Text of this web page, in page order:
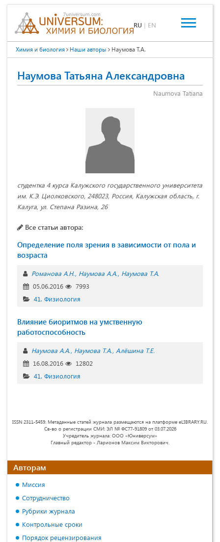
RU | EN
Химия и биология Наши авторы Наумова Т.А.
Наумова Татьяна Александровна
Naumova Tatiana
студентка 4 курса Калужского государственного университета
им. К.Э. Циолковского, 248023, Россия, Калужская область, г.
Калуга, ул. Степана Разина, 26
Все статьи автора:
Определение поля зрения в зависимости от пола и
возраста
Романова А.Н. Наумова А.А. Наумова Т.А.
05.06.2016
7993
41. Физиология
Влияние биоритмов на умственную
работоспособность
Наумова А.А. Наумова Т.А. Алёшина Т.Е.
16.08.2016
12802
41. Физиология
ISSN 2311-5459. Метаданные статей журнала размещаются на платформе eLIBRARY.RU.
Св-во о регистрации СМИ: ЭЛ № ФС77-91809 от 03.07.2026
Учредитель журнала: ООО «Юниверсум»
Главный редактор - Ларионов Максим Викторович.
Авторам
Миссия
Сотрудничество
Рубрики журнала
Контрольные сроки
Порядок рецензирования